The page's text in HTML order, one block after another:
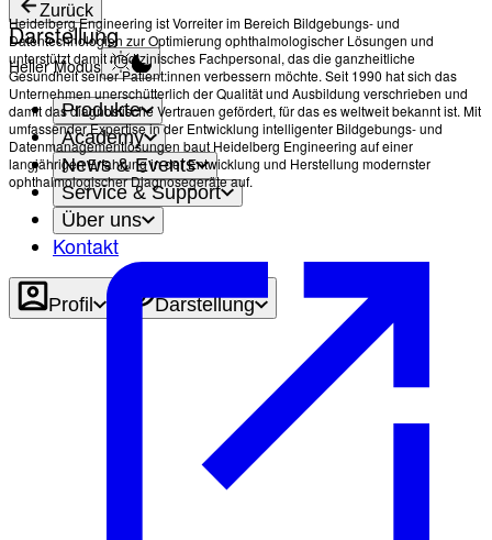
Zurück
Darstellung
Heller Modus
Produkte
Academy
News & Events
Service & Support
Über uns
Kontakt
Profil Darstellung
Heidelberg Engineering ist Vorreiter im Bereich Bildgebungs- und
Datentechnologien zur Optimierung ophthalmologischer Lösungen und
unterstützt damit medizinisches Fachpersonal, das die ganzheitliche
Gesundheit seiner Patient:innen verbessern möchte. Seit 1990 hat sich das
Unternehmen unerschütterlich der Qualität und Ausbildung verschrieben und
damit das diagnostische Vertrauen gefördert, für das es weltweit bekannt ist. Mit
umfassender Expertise in der Entwicklung intelligenter Bildgebungs- und
Datenmanagementlösungen baut Heidelberg Engineering auf einer
langjährigen Erfahrung in der Entwicklung und Herstellung modernster
ophthalmologischer Diagnosegeräte auf.